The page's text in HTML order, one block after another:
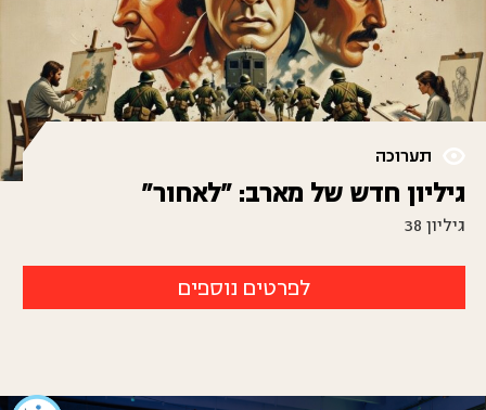
תערוכה
גיליון חדש של מארב: "לאחור"
גיליון 38
לפרטים נוספים